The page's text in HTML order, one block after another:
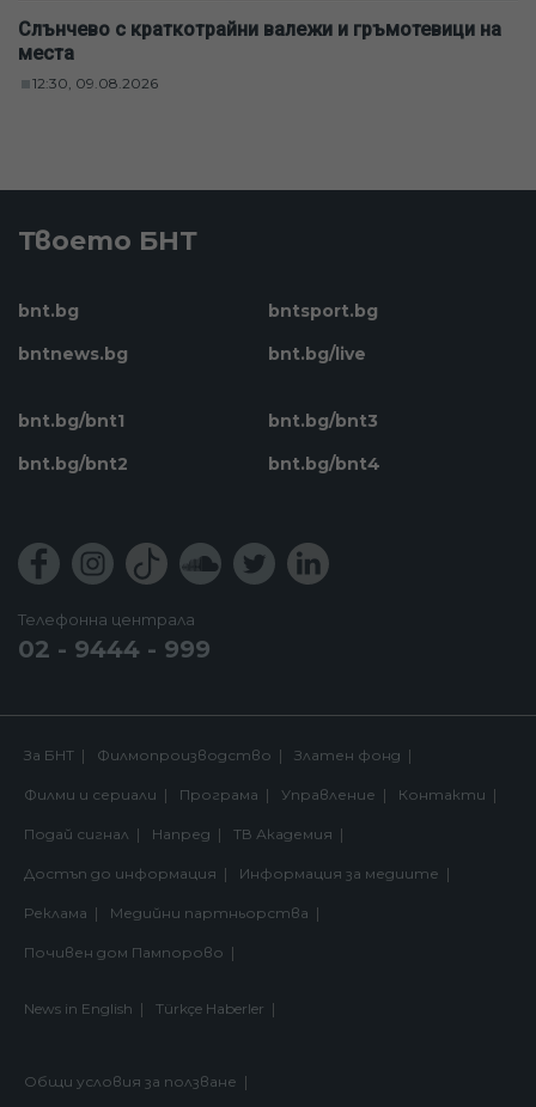
Слънчево с краткотрайни валежи и гръмотевици на
места
12:30, 09.08.2026
Твоето БНТ
bnt.bg
bntnews.bg
bntsport.bg
bnt.bg/live
bnt.bg/bnt1
bnt.bg/bnt2
bnt.bg/bnt3
bnt.bg/bnt4
Телефонна централа
02 - 9444 - 999
За БНТ Филмопроизводство Златен фонд
Филми и сериали Програма Управление Контакти
Подай сигнал Напред ТВ Академия
Достъп до информация Информация за медиите
Реклама Медийни партньорства
Почивен дом Пампорово
News in English Türkçe Haberler
Общи условия за ползване